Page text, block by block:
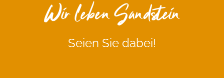
Wir leben Sandstein
Seien Sie dabei!